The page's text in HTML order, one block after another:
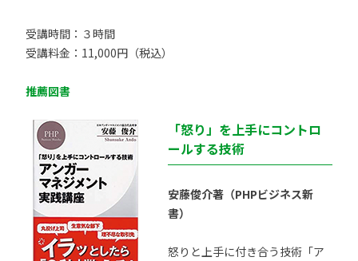
受講時間：３時間
受講料金：11,000円（税込）
推薦図書
「怒り」を上手にコントロ
ールする技術
安藤俊介著（PHPビジネス新
書）
怒りと上手に付き合う技術「ア